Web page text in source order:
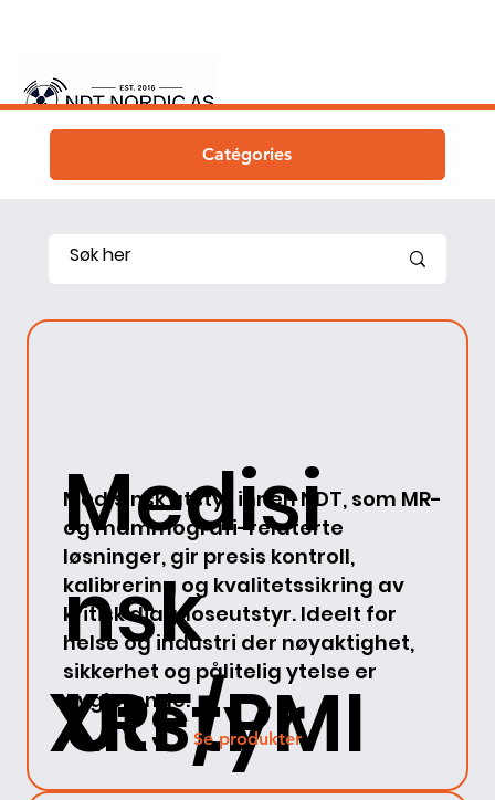
Catégories
Medisi
nsk
Utstyr
Medisinsk utstyr innen NDT, som MR-
og mammografi-relaterte
løsninger, gir presis kontroll,
kalibrering og kvalitetssikring av
kritisk diagnoseutstyr. Ideelt for
helse og industri der nøyaktighet,
sikkerhet og pålitelig ytelse er
avgjørende.
XRF/PMI
Se produkter